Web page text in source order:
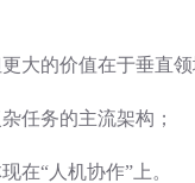
大的价值在于垂直领
任务的主流架构；
在“人机协作”上。